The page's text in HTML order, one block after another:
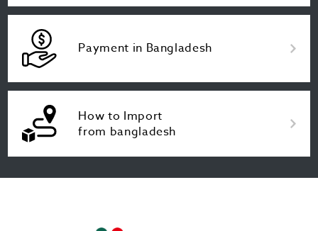
Payment in Bangladesh
How to Import
from bangladesh